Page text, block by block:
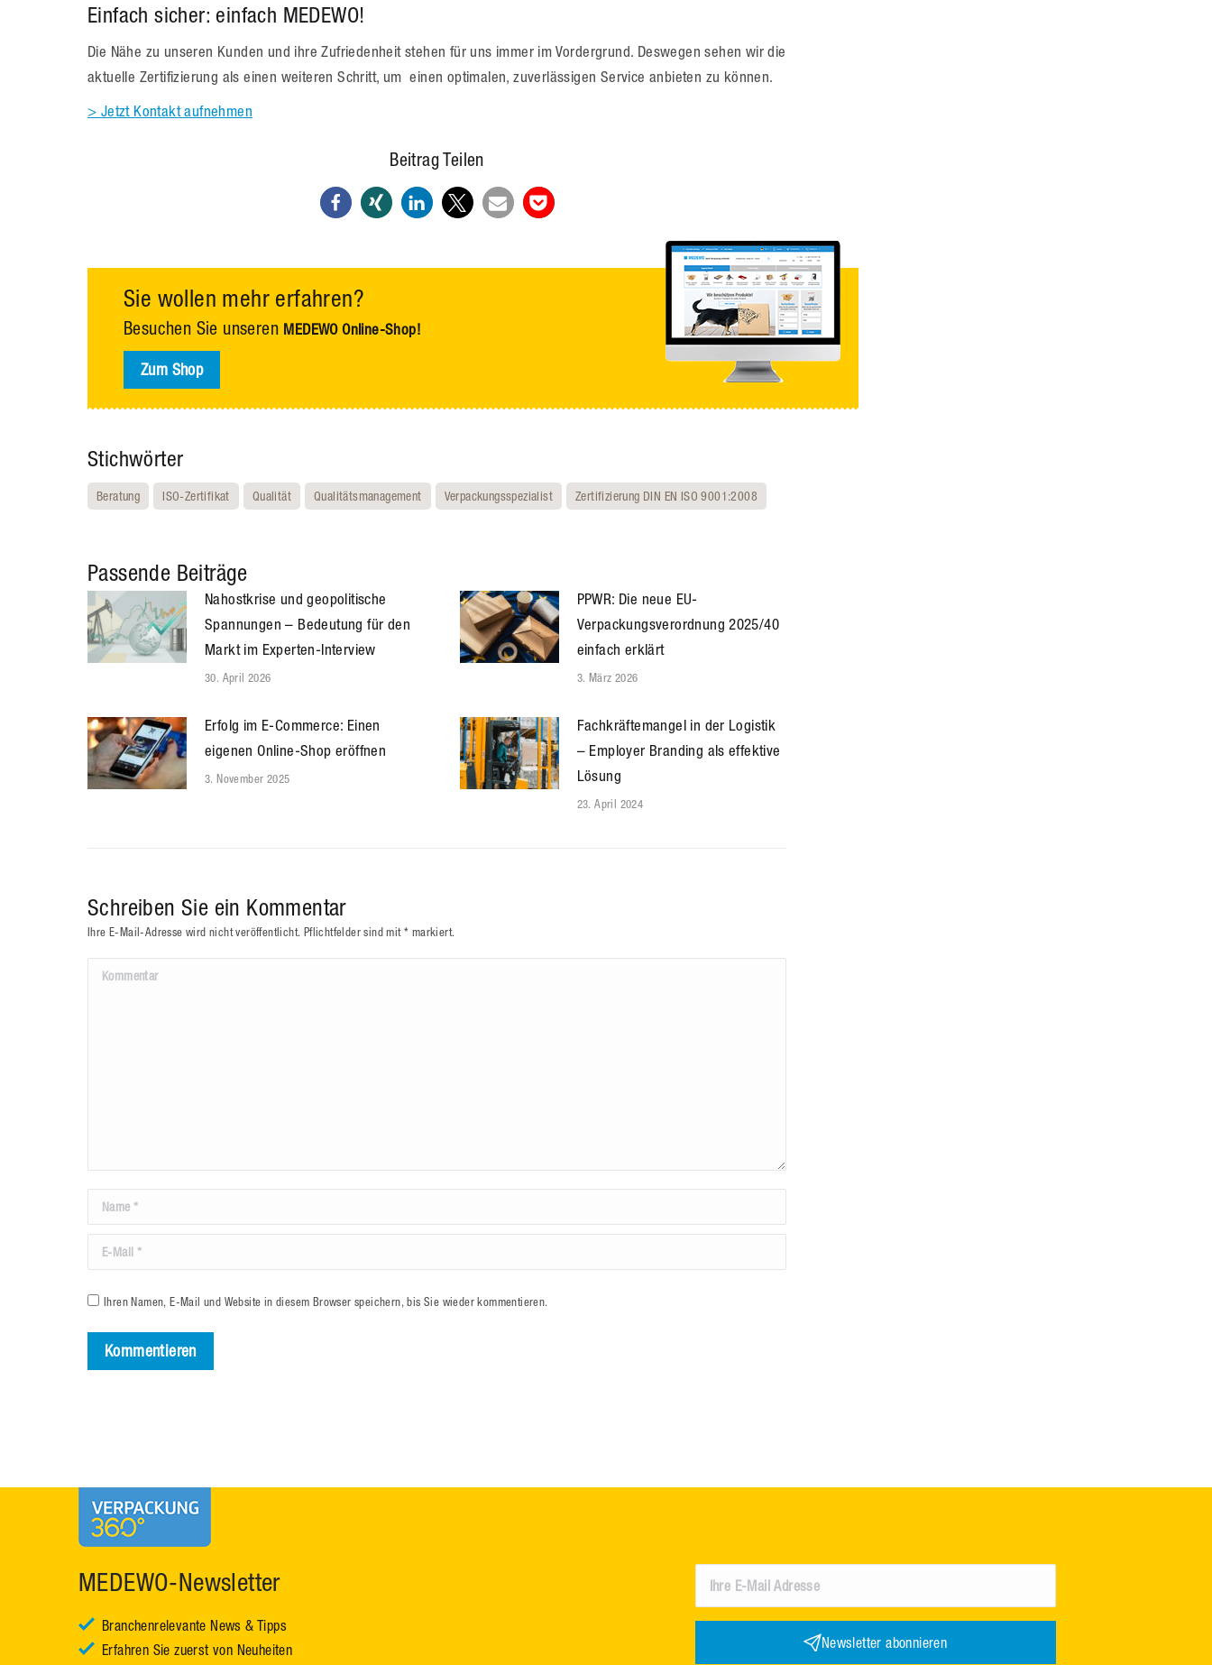
Einfach sicher: einfach MEDEWO!
Die Nähe zu unseren Kunden und ihre Zufriedenheit stehen für uns immer im Vordergrund. Deswegen sehen wir die
aktuelle Zertifizierung als einen weiteren Schritt, um einen optimalen, zuverlässigen Service anbieten zu können.
> Jetzt Kontakt aufnehmen
Beitrag Teilen
Sie wollen mehr erfahren?
Besuchen Sie unseren MEDEWO Online-Shop!
Zum Shop
Stichwörter
Beratung ISO-Zertifikat Qualität Qualitätsmanagement Verpackungsspezialist Zertifizierung DIN EN ISO 9001:2008
Passende Beiträge
Nahostkrise und geopolitische
Spannungen – Bedeutung für den
Markt im Experten-Interview
30. April 2026
PPWR: Die neue EU-
Verpackungsverordnung 2025/40
einfach erklärt
3. März 2026
Erfolg im E-Commerce: Einen
eigenen Online-Shop eröffnen
3. November 2025
Fachkräftemangel in der Logistik
– Employer Branding als effektive
Lösung
23. April 2024
Schreiben Sie ein Kommentar
Ihre E-Mail-Adresse wird nicht veröffentlicht. Pflichtfelder sind mit * markiert.
Kommentar
Name *
E-Mail *
Ihren Namen, E-Mail und Website in diesem Browser speichern, bis Sie wieder kommentieren.
Kommentieren
MEDEWO-Newsletter
Branchenrelevante News & Tipps
Erfahren Sie zuerst von Neuheiten
Newsletter abonnieren